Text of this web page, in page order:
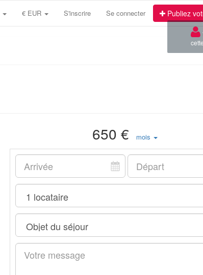
€ EUR S'inscrire Se connecter Publiez
650 € mois